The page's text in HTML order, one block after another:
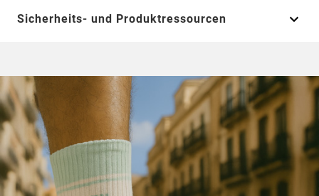
Sicherheits- und Produktressourcen